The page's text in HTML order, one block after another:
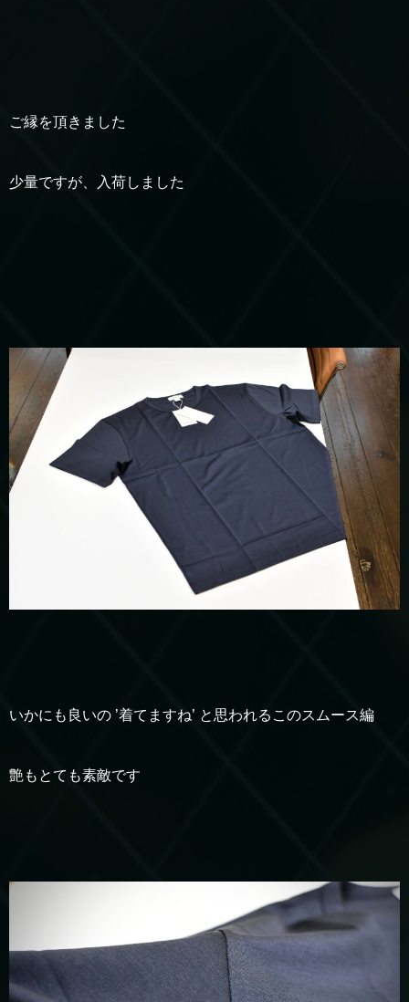
ご縁を頂きました
少量ですが、入荷しました
いかにも良いの ’着てますね’ と思われるこのスムース編
艶もとても素敵です